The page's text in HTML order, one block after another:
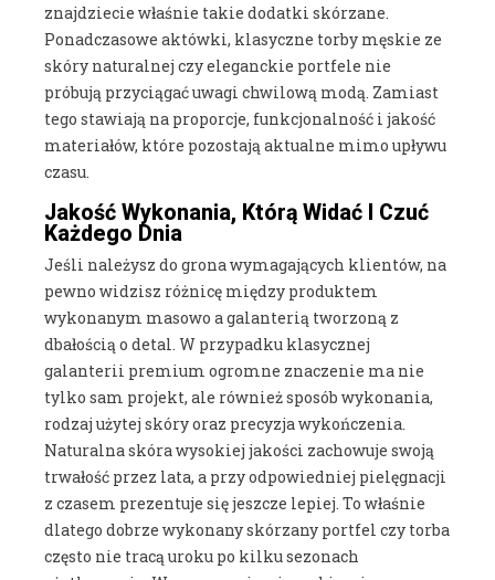
znajdziecie właśnie takie dodatki skórzane.
Ponadczasowe aktówki, klasyczne torby męskie ze
skóry naturalnej czy eleganckie portfele nie
próbują przyciągać uwagi chwilową modą. Zamiast
tego stawiają na proporcje, funkcjonalność i jakość
materiałów, które pozostają aktualne mimo upływu
czasu.
Jakość Wykonania, Którą Widać I Czuć
Każdego Dnia
Jeśli należysz do grona wymagających klientów, na
pewno widzisz różnicę między produktem
wykonanym masowo a galanterią tworzoną z
dbałością o detal. W przypadku klasycznej
galanterii premium ogromne znaczenie ma nie
tylko sam projekt, ale również sposób wykonania,
rodzaj użytej skóry oraz precyzja wykończenia.
Naturalna skóra wysokiej jakości zachowuje swoją
trwałość przez lata, a przy odpowiedniej pielęgnacji
z czasem prezentuje się jeszcze lepiej. To właśnie
dlatego dobrze wykonany skórzany portfel czy torba
często nie tracą uroku po kilku sezonach